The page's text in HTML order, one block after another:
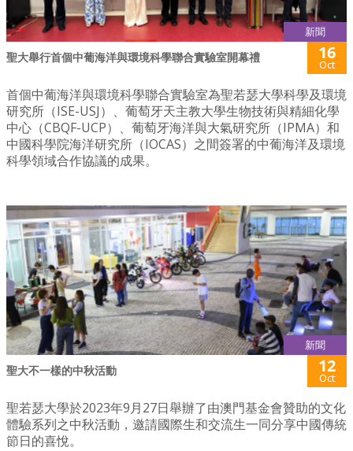
新聞
聖大舉行首個中葡海洋與環境科學聯合實驗室開幕禮 16
Oct
首個中葡海洋與環境科學聯合實驗室為聖若瑟大學科學及環境
研究所（ISE-USJ）、葡萄牙天主教大學生物技術與精細化學
中心（CBQF-UCP）、葡萄牙海洋與大氣研究所（IPMA）和
中國科學院海洋研究所（IOCAS）之間簽署的中葡海洋及環境
科學領域合作協議的成果。
新聞
聖大不一樣的中秋活動 12
Oct
聖若瑟大學於2023年9月27日舉辦了由澳門基金會贊助的文化
體驗系列之中秋活動，邀請國際生和交流生一同分享中國傳統
節日的喜悅。